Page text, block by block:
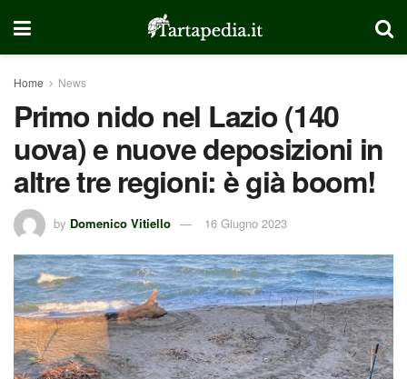
Home News
Primo nido nel Lazio (140
uova) e nuove deposizioni in
altre tre regioni: è già boom!
by Domenico Vitiello 16 Giugno 2023